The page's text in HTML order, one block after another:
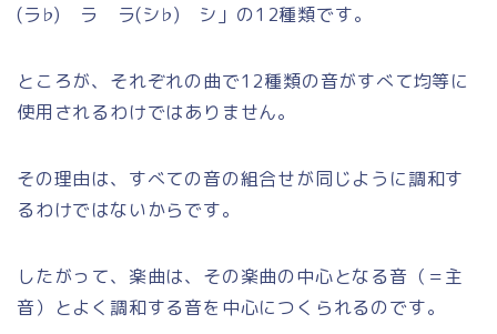
(ラ♭) ラ ラ(シ♭) シ」の12種類です。
ところが、それぞれの曲で12種類の音がすべて均等に
使用されるわけではありません。
その理由は、すべての音の組合せが同じように調和す
るわけではないからです。
したがって、楽曲は、その楽曲の中心となる音（＝主
音）とよく調和する音を中心につくられるのです。